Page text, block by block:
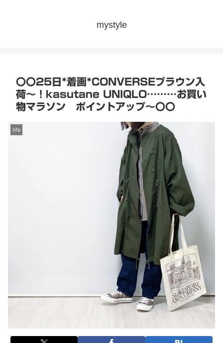
mystyle
〇〇25日*着画*CONVERSEブラウン入
荷〜！kasutane UNIQLO………お買い
物マラソン ポイントアップ〜〇〇
life